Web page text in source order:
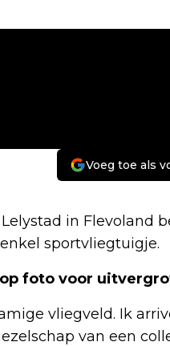
Voeg toe als
in Flevoland
sportvliegtuigje.
foto voor
vliegveld. Ik
van een